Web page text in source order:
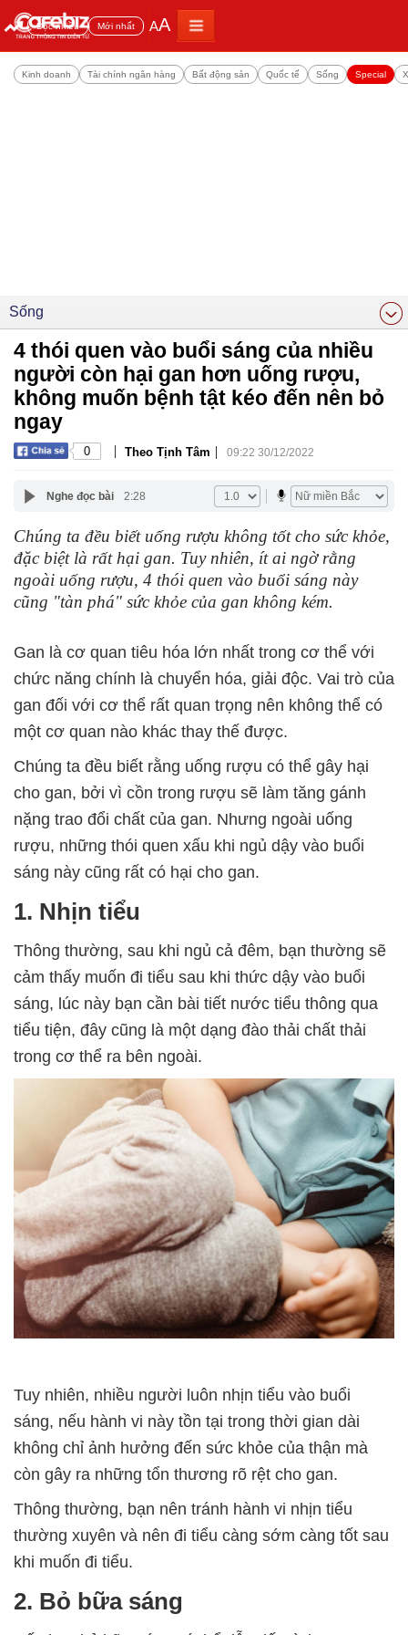
Đọc nhiều Mới nhất AA
Kinh doanh Tài chính ngân hàng Bất động sản Quốc tế Sống Special
Sống
4 thói quen vào buổi sáng của nhiều
người còn hại gan hơn uống rượu,
không muốn bệnh tật kéo đến nên bỏ
ngay
0 | Theo Tịnh Tâm | 09:22 30/12/2022
Nghe đọc bài 2:28
Chúng ta đều biết uống rượu không tốt cho sức khỏe,
đặc biệt là rất hại gan. Tuy nhiên, ít ai ngờ rằng
ngoài uống rượu, 4 thói quen vào buổi sáng này
cũng "tàn phá" sức khỏe của gan không kém.
Gan là cơ quan tiêu hóa lớn nhất trong cơ thể với
chức năng chính là chuyển hóa, giải độc. Vai trò của
gan đối với cơ thể rất quan trọng nên không thể có
một cơ quan nào khác thay thế được.
Chúng ta đều biết rằng uống rượu có thể gây hại
cho gan, bởi vì cồn trong rượu sẽ làm tăng gánh
nặng trao đổi chất của gan. Nhưng ngoài uống
rượu, những thói quen xấu khi ngủ dậy vào buổi
sáng này cũng rất có hại cho gan.
1. Nhịn tiểu
Thông thường, sau khi ngủ cả đêm, bạn thường sẽ
cảm thấy muốn đi tiểu sau khi thức dậy vào buổi
sáng, lúc này bạn cần bài tiết nước tiểu thông qua
tiểu tiện, đây cũng là một dạng đào thải chất thải
trong cơ thể ra bên ngoài.
Tuy nhiên, nhiều người luôn nhịn tiểu vào buổi
sáng, nếu hành vi này tồn tại trong thời gian dài
không chỉ ảnh hưởng đến sức khỏe của thận mà
còn gây ra những tổn thương rõ rệt cho gan.
Thông thường, bạn nên tránh hành vi nhịn tiểu
thường xuyên và nên đi tiểu càng sớm càng tốt sau
khi muốn đi tiểu.
2. Bỏ bữa sáng